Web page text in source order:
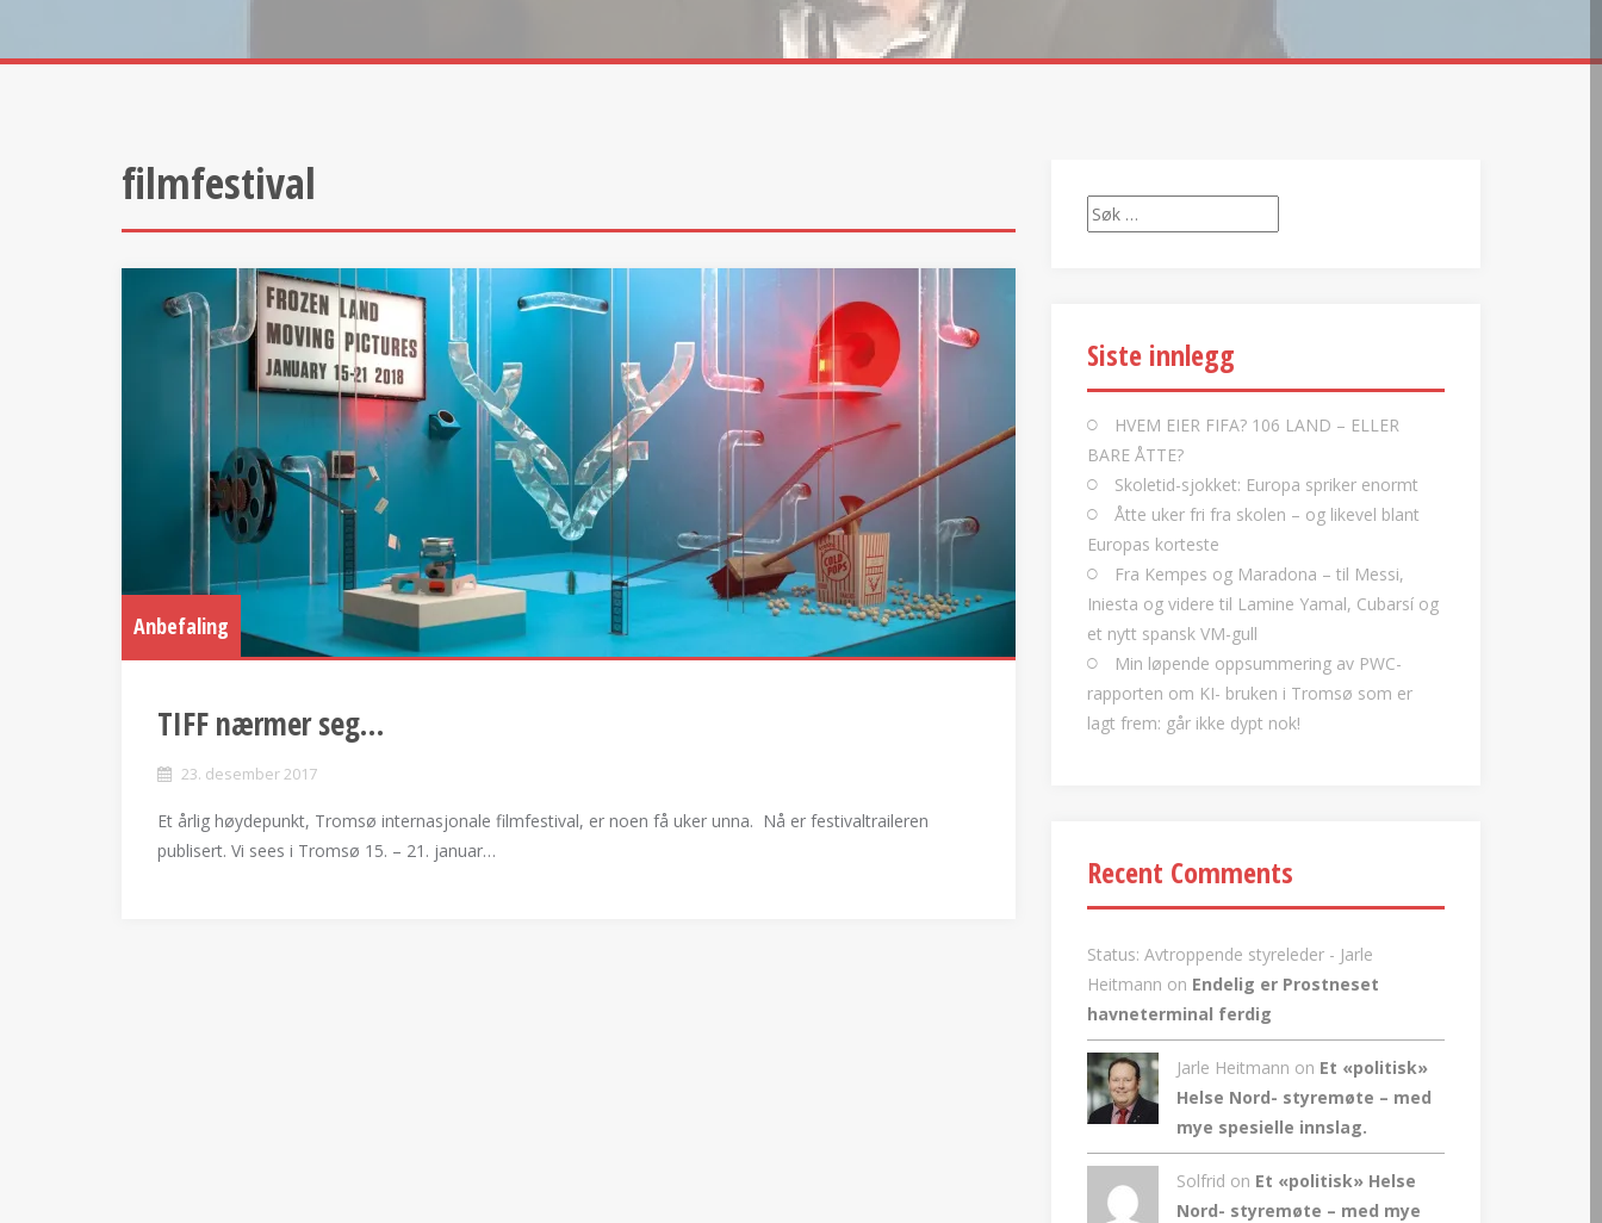
filmfestival
Anbefaling
TIFF nærmer seg…
23. desember 2017
Et årlig høydepunkt, Tromsø internasjonale filmfestival, er noen få uker unna. Nå er festivaltraileren
publisert. Vi sees i Tromsø 15. – 21. januar…
Søk
etter:
Siste innlegg
HVEM EIER FIFA? 106 LAND – ELLER
BARE ÅTTE?
Skoletid-sjokket: Europa spriker enormt
Åtte uker fri fra skolen – og likevel blant
Europas korteste
Fra Kempes og Maradona – til Messi,
Iniesta og videre til Lamine Yamal, Cubarsí og
et nytt spansk VM-gull
Min løpende oppsummering av PWC-
rapporten om KI- bruken i Tromsø som er
lagt frem: går ikke dypt nok!
Recent Comments
Status: Avtroppende styreleder - Jarle
Heitmann on Endelig er Prostneset
havneterminal ferdig
Jarle Heitmann on Et «politisk»
Helse Nord- styremøte – med
mye spesielle innslag.
Solfrid on Et «politisk» Helse
Nord- styremøte – med mye